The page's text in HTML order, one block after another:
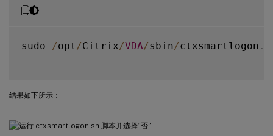
sudo /opt /Citrix/VDA/sbin/ctxsmartlogon .
结果如下所示：